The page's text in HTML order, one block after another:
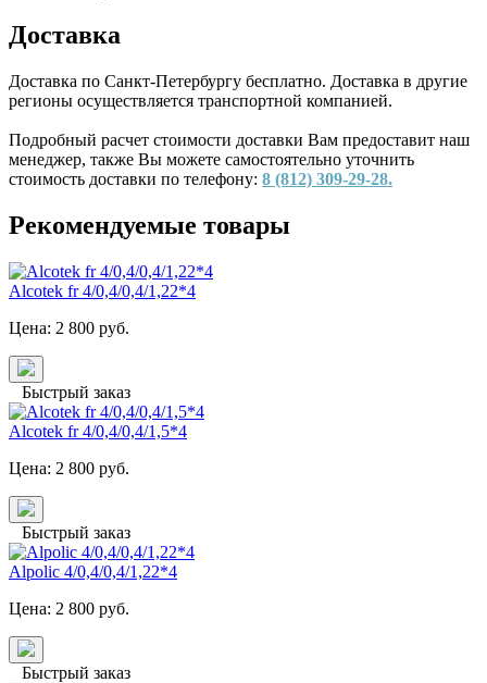
Доставка
Доставка по Санкт-Петербургу бесплатно. Доставка в другие
регионы осуществляется транспортной компанией.
Подробный расчет стоимости доставки Вам предоставит наш
менеджер, также Вы можете самостоятельно уточнить
стоимость доставки по телефону: 8 (812) 309-29-28.
Рекомендуемые товары
Alcotek fr 4/0,4/0,4/1,22*4
Цена: 2 800 руб.
Быстрый заказ
Alcotek fr 4/0,4/0,4/1,5*4
Цена: 2 800 руб.
Быстрый заказ
Alpolic 4/0,4/0,4/1,22*4
Цена: 2 800 руб.
Быстрый заказ